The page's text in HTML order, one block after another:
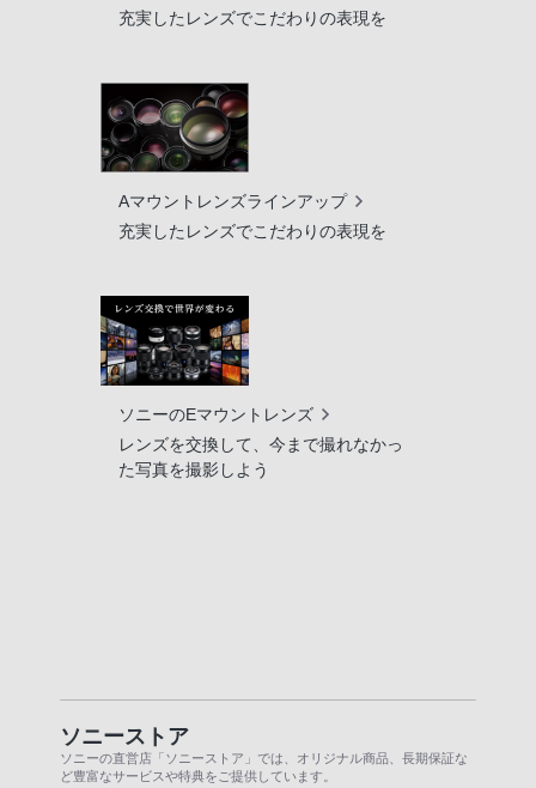
充実したレンズでこだわりの表現を
Aマウントレンズラインアップ
充実したレンズでこだわりの表現を
ソニーのEマウントレンズ
レンズを交換して、今まで撮れなかっ
た写真を撮影しよう
ソニーストア
ソニーの直営店「ソニーストア」では、オリジナル商品、長期保証な
ど豊富なサービスや特典をご提供しています。